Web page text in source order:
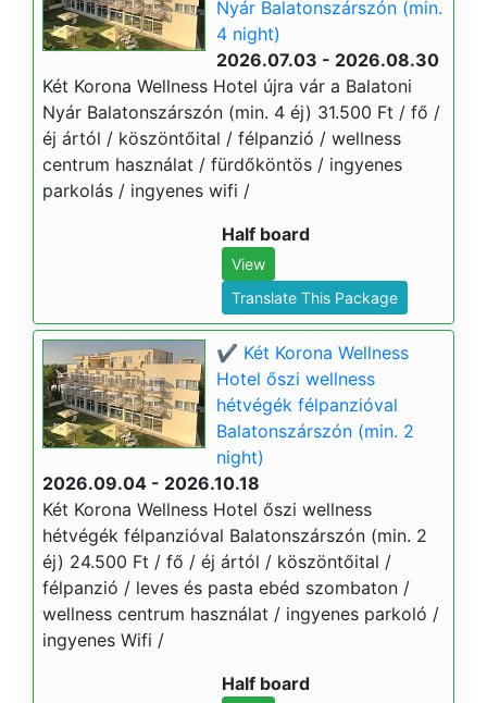
Nyár Balatonszárszón (min.
4 night)
2026.07.03 - 2026.08.30
Két Korona Wellness Hotel újra vár a Balatoni
Nyár Balatonszárszón (min. 4 éj) 31.500 Ft / fő /
éj ártól / köszöntőital / félpanzió / wellness
centrum használat / fürdőköntös / ingyenes
parkolás / ingyenes wifi /
Half board
View
Translate This Package
✔️ Két Korona Wellness
Hotel őszi wellness
hétvégék félpanzióval
Balatonszárszón (min. 2
night)
2026.09.04 - 2026.10.18
Két Korona Wellness Hotel őszi wellness
hétvégék félpanzióval Balatonszárszón (min. 2
éj) 24.500 Ft / fő / éj ártól / köszöntőital /
félpanzió / leves és pasta ebéd szombaton /
wellness centrum használat / ingyenes parkoló /
ingyenes Wifi /
Half board